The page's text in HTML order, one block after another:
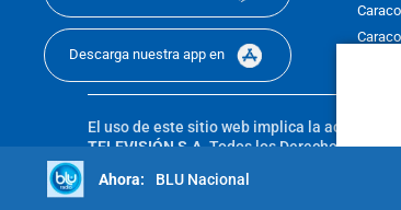
Descarga nuestra app en
El uso de este sitio web implica la aceptación
TELEVISIÓN S.A.Todos los Derechos
sin autorización escrita de su titular.
reserved 2025.BLU Nacional